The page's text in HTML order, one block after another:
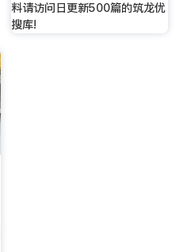
料请访问日更新500篇的筑龙优
搜库!